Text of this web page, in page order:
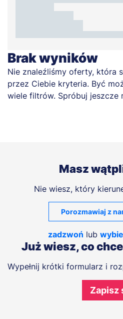
Brak wyników
Nie znaleźliśmy oferty, która
przez Ciebie kryteria. Być
wiele filtrów. Spróbuj jeszcze
Masz
Nie wiesz, który
Porozmawiaj z
zadzwoń lub
Już wiesz, co
Wypełnij krótki formularz i
Zapisz